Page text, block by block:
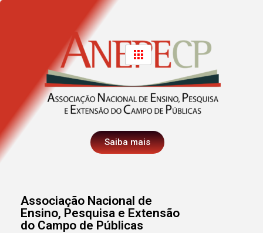
Saiba mais
Associação Nacional de
Ensino, Pesquisa e Extensão
do Campo de Públicas